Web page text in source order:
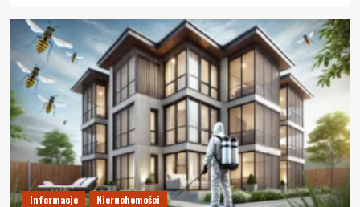
Informacje Nieruchomości